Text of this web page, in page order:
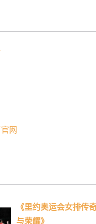
网
《里约奥运会女排传